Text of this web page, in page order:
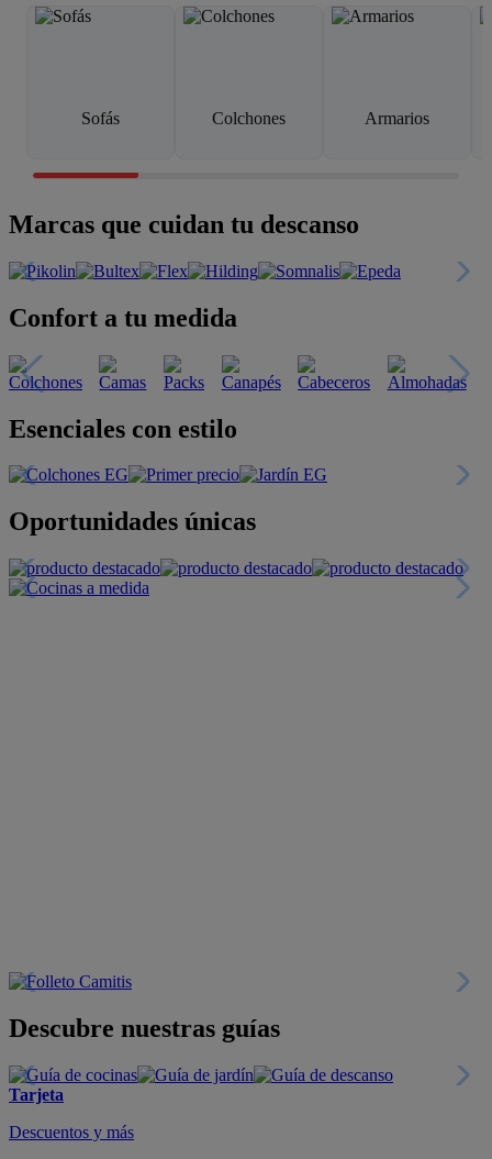
Sofás Colchones Armarios
Marcas que cuidan tu descanso
Confort a tu medida
Esenciales con estilo
Oportunidades únicas
Descubre nuestras guías
Tarjeta
Descuentos y más